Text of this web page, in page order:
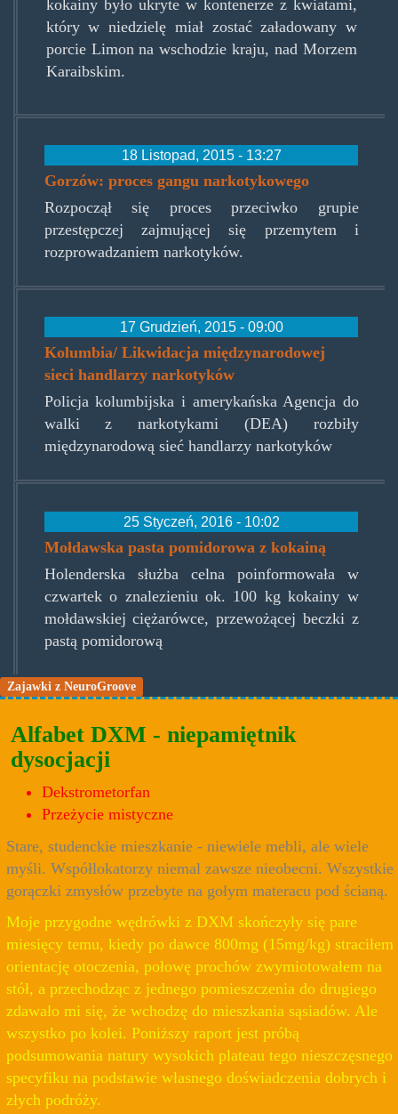
kokainy było ukryte w kontenerze z kwiatami,
który w niedzielę miał zostać załadowany w
porcie Limon na wschodzie kraju, nad Morzem
Karaibskim.
18 Listopad, 2015 - 13:27
Gorzów: proces gangu narkotykowego
Rozpoczął się proces przeciwko grupie
przestępczej zajmującej się przemytem i
rozprowadzaniem narkotyków.
17 Grudzień, 2015 - 09:00
Kolumbia/ Likwidacja międzynarodowej
sieci handlarzy narkotyków
Policja kolumbijska i amerykańska Agencja do
walki z narkotykami (DEA) rozbiły
międzynarodową sieć handlarzy narkotyków
25 Styczeń, 2016 - 10:02
Mołdawska pasta pomidorowa z kokainą
Holenderska służba celna poinformowała w
czwartek o znalezieniu ok. 100 kg kokainy w
mołdawskiej ciężarówce, przewożącej beczki z
pastą pomidorową
Zajawki z NeuroGroove
Alfabet DXM - niepamiętnik
dysocjacji
Dekstrometorfan
Przeżycie mistyczne
Stare, studenckie mieszkanie - niewiele mebli, ale wiele
myśli. Współlokatorzy niemal zawsze nieobecni. Wszystkie
gorączki zmysłów przebyte na gołym materacu pod ścianą.
Moje przygodne wędrówki z DXM skończyły się pare
miesięcy temu, kiedy po dawce 800mg (15mg/kg) straciłem
orientację otoczenia, połowę prochów zwymiotowałem na
stół, a przechodząc z jednego pomieszczenia do drugiego
zdawało mi się, że wchodzę do mieszkania sąsiadów. Ale
wszystko po kolei. Poniższy raport jest próbą
podsumowania natury wysokich plateau tego nieszczęsnego
specyfiku na podstawie własnego doświadczenia dobrych i
złych podróży.